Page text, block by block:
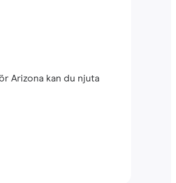
Arizona kan du njuta